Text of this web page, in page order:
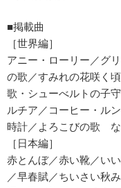
■掲載曲
［世界編］
アニー・ローリー／グ
の歌／すみれの花咲く
歌・シューべルトの子
ルチア／コーヒー・ル
時計／よろこびの歌
［日本編］
赤とんぼ／赤い靴／い
／早春賦／ちいさい秋